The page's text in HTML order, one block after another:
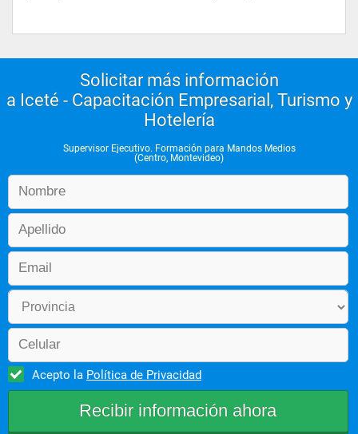
Solicitar más información
a Iceté - Capacitación Empresarial, Turismo y
Hotelería
Supervisor Ejecutivo. Formación para Mandos Medios
(Centro, Montevideo)
Acepto la Política de Privacidad